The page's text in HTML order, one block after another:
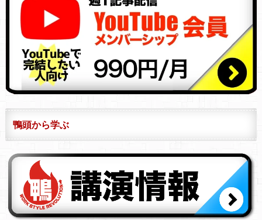
鴨頭から学ぶ